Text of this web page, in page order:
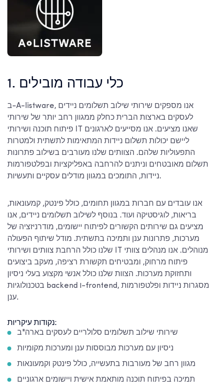
1. כלי עבודה מובילים
ב-A-listware, אנו מספקים שירותי שילוב תשלומים ניידים
לעסקים בארצות הברית כחלק ממגוון רחב יותר של שירותי
פיתוח תוכנה ושירותי IT שאנו מציעים. אנו מסייעים לארגונים
ליישם יכולות תשלום ניידות המתאימות לתשתית ולמטרות
התפעוליות שלהם. הצוותים שלנו מעורבים בשילוב פתרונות
תשלום מאובטחים וניתנים להרחבה באפליקציות ובפלטפורמות
ניידות, התומכים במגוון מודלים עסקיים ותעשיות.
אנו עובדים עם חברות במגוון תחומים, כולל פינטק, קמעונאות,
בריאות, לוגיסטיקה ועוד. בנוסף לשילוב תשלומים ניידים, אנו
מציעים גם שירותים הקשורים לפיתוח יישומים, מודרניזציה של
מערכות, פתרונות ענן ותמיכה בתשתית. מודל שיתוף הפעולה
שלנו כולל הרחבת צוותים ושירותי IT מנוהלים. אנו מנהלים צוותי
פיתוח מרחוק, ומבטיחים תקשורת רציפה, מעקב ביצועים
ותחזוקת מערכות. הצוות שלנו כולל אנשי מקצוע בעלי ניסיון
בטכנולוגיות backend ו-frontend, מסגרות ניידות ופלטפורמות
ענן.
נקודות עיקריות:
שירותי שילוב תשלומים סלולריים לעסקים בארה"ב
ניסיון עם מערכות מבוססות ענן ומערכות מקומיות
מגוון רחב של מעורבות בתעשייה, כולל פינטק וקמעונאות
תמיכה בפיתוח תוכנה מותאמת אישית ויישומים ארגוניים